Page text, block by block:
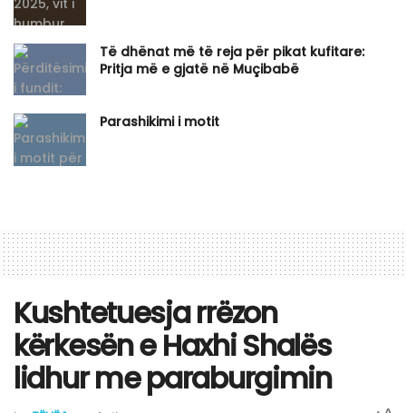
Të dhënat më të reja për pikat kufitare:
Pritja më e gjatë në Muçibabë
​Parashikimi i motit
Kushtetuesja rrëzon
kërkesën e Haxhi Shalës
lidhur me paraburgimin